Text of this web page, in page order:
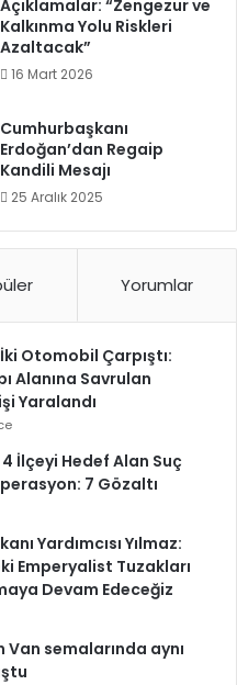
Açıklamalar: “Zengezur ve
Kalkınma Yolu Riskleri
Azaltacak”
16 Mart 2026
Cumhurbaşkanı
Erdoğan’dan Regaip
Kandili Mesajı
25 Aralık 2025
Yorumlar
Otomobil Çarpıştı:
Alanına Savrulan
Yaralandı
İlçeyi Hedef Alan Suç
7 Gözaltı
Yardımcısı Yılmaz:
Emperyalist Tuzakları
Devam Edeceğiz
Van semalarında aynı